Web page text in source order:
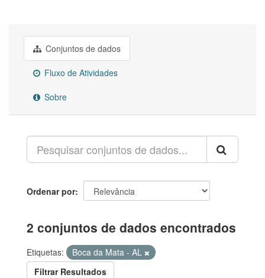
Conjuntos de dados
Fluxo de Atividades
Sobre
Ordenar por
2 conjuntos de dados encontrados
Etiquetas:
Boca da Mata - AL
Filtrar Resultados